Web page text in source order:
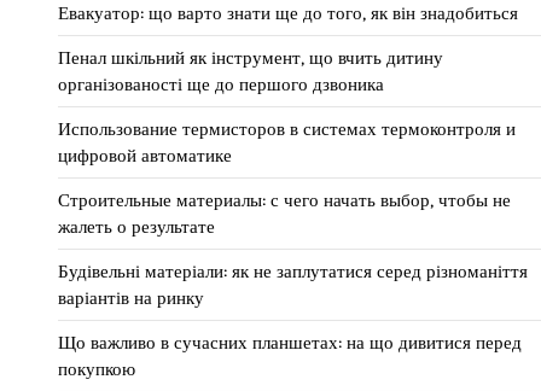
Евакуатор: що варто знати ще до того, як він знадобиться
Пенал шкільний як інструмент, що вчить дитину
організованості ще до першого дзвоника
Использование термисторов в системах термоконтроля и
цифровой автоматике
Строительные материалы: с чего начать выбор, чтобы не
жалеть о результате
Будівельні матеріали: як не заплутатися серед різноманіття
варіантів на ринку
Що важливо в сучасних планшетах: на що дивитися перед
покупкою